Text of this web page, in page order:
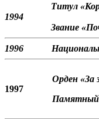
1994
Титул
Звание
1996
1997
Орден «За
Памятный